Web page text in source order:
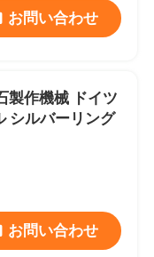
お問い合わせ
製作機械 ドイツ
シルバーリング
お問い合わせ